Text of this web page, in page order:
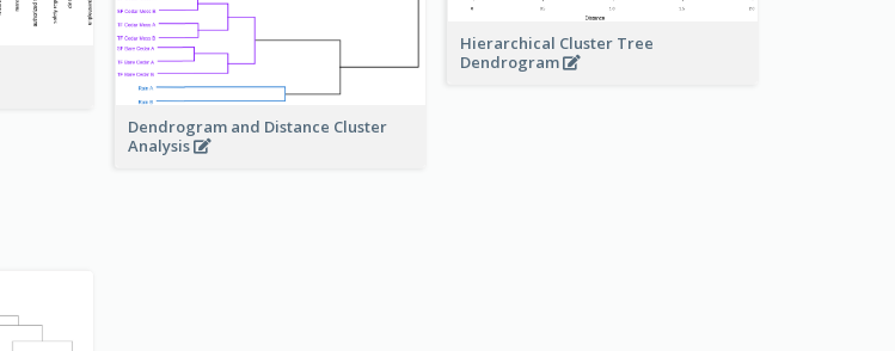
Dendrogram and Distance Cluster
Analysis
Hierarchical Cluster Tree
Dendrogram